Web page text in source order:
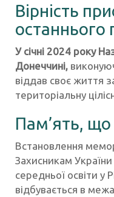
Вірність
останнього
У січні 2024 року
Донеччині,
віддав своє життя
територіальну
Пам’ять,
Встановлення
Захисникам
середньої освіти у
відбувається в